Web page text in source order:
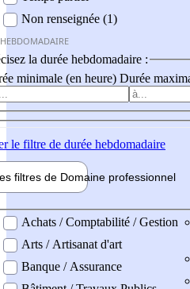
Non renseignée (1)
la durée hebdomadaire :
minimale (en heure) Durée
le filtre de durée hebdomadaire
filtres de Domaine professionnel
professionel
Achats / Comptabilité / Gestion
Arts / Artisanat d'art
Banque / Assurance